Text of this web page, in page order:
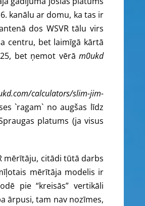
kanālu ar domu, ka tas ir
dos WSVR tālu virs
centru, bet laimīgā kārtā
bet ņemot vērā m0ukd
calculators/slim-jim-
`ragam` no augšas līdz
platums (ja visus
mērītāju, citādi tūtā darbs
mērītāja modelis ir
pie “kreisās” vertikāli
ārpusi, tam nav nozīmes,